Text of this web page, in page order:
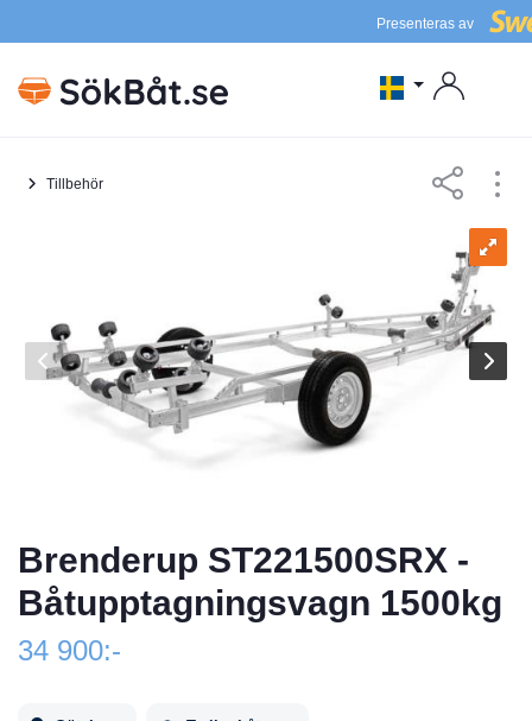
Presenteras av
Tillbehör
Brenderup ST221500SRX -
Båtupptagningsvagn 1500kg
34 900:-